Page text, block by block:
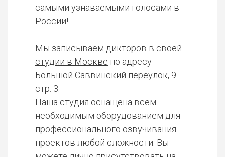
самыми узнаваемыми голосами в
России!
Мы записываем дикторов в своей
студии в Москве по адресу
Большой Саввинский переулок, 9
стр. 3.
Наша студия оснащена всем
необходимым оборудованием для
профессионального озвучивания
проектов любой сложности. Вы